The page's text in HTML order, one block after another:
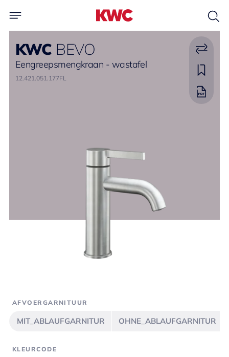
KWC BEVO
Eengreepsmengkraan - wastafel
12.421.051.177FL
AFVOERGARNITUUR
MIT_ABLAUFGARNITUR OHNE_ABLAUFGARNITUR
KLEURCODE